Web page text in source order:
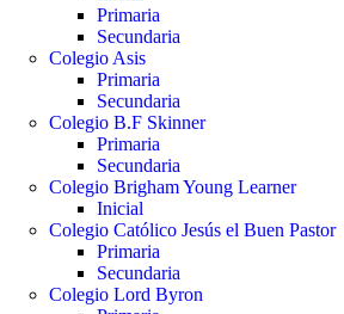
Primaria
Secundaria
Colegio Asis
Primaria
Secundaria
Colegio B.F Skinner
Primaria
Secundaria
Colegio Brigham Young Learner
Inicial
Colegio Católico Jesús el Buen Pastor
Primaria
Secundaria
Colegio Lord Byron